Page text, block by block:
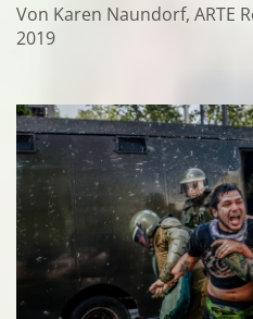
Von Karen Naundorf, ARTE
2019